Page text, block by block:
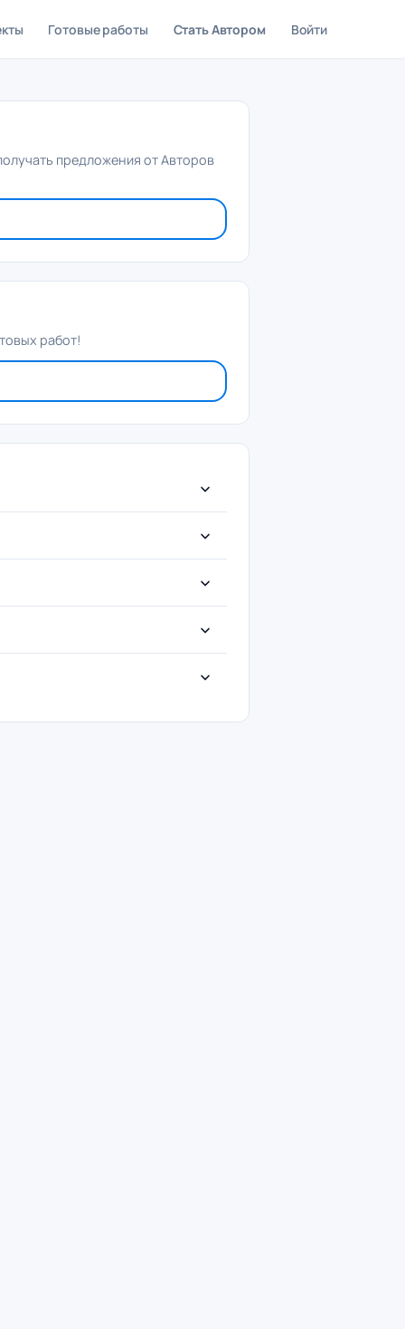
Готовые работы Стать Автором Войти
предложения от Авторов
работ!